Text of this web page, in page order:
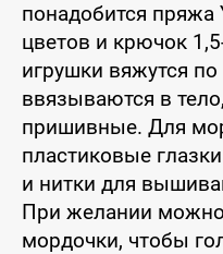
понадобится пряжа
цветов и крючок
игрушки вяжутся
ввязываются в
пришивные. Для
пластиковые
и нитки для
При желании можно
мордочки, чтобы